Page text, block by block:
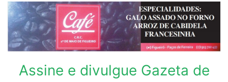
Assine e divulgue Gazeta de